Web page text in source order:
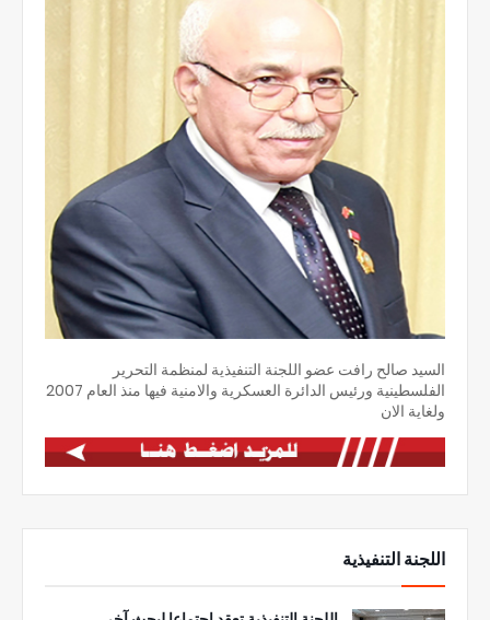
السيد صالح رافت عضو اللجنة التنفيذية لمنظمة التحرير
الفلسطينية ورئيس الدائرة العسكرية والامنية فيها منذ العام 2007
ولغاية الان
اللجنة التنفيذية